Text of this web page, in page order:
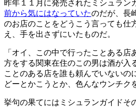
昨年１１月に発売されたミシュラン
前から気にはなっていたのだが、長
のお店のことをどうこう言っても仕
え、手を出さずにいたものだ。
「オイ、この中で行ったことある店
方をする関東在住のこの男は酒が入
ことのある店を誰も頼んでいないの
どーとかこうとか、色んなウンチク
挙句の果てにはミシュランガイドそ